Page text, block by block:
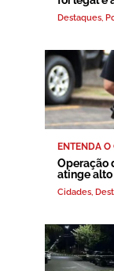
Destaques
ENTENDA O
Operação
atinge alto
Cidades